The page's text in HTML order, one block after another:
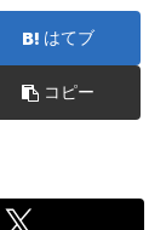
はてブ
コピー